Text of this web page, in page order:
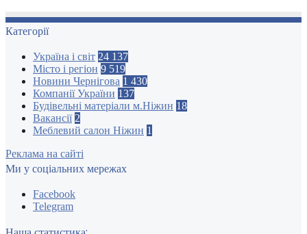
Категорії
Україна і світ 24 137
Місто і регіон 9 519
Новини Чернігова 1 430
Компанії України 137
Будівельні матеріали м.Ніжин 18
Вакансії 2
Меблевий салон Ніжин 1
Реклама на сайті
Ми у соціальних мережах
Facebook
Telegram